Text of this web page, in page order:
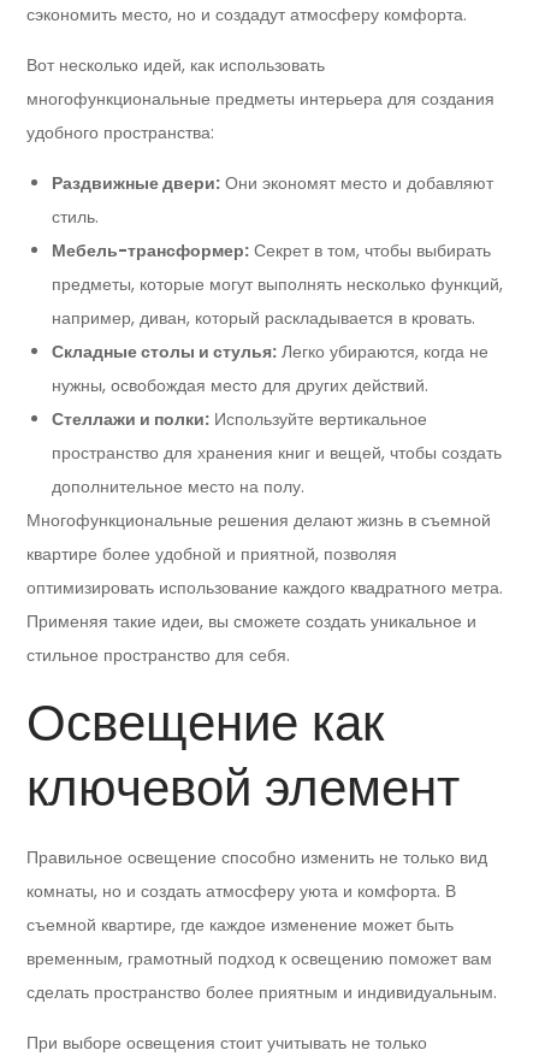
сэкономить место, но и создадут атмосферу комфорта.
Вот несколько идей, как использовать
многофункциональные предметы интерьера для создания
удобного пространства:
Раздвижные двери: Они экономят место и добавляют
стиль.
Мебель-трансформер: Секрет в том, чтобы выбирать
предметы, которые могут выполнять несколько функций,
например, диван, который раскладывается в кровать.
Складные столы и стулья: Легко убираются, когда не
нужны, освобождая место для других действий.
Стеллажи и полки: Используйте вертикальное
пространство для хранения книг и вещей, чтобы создать
дополнительное место на полу.
Многофункциональные решения делают жизнь в съемной
квартире более удобной и приятной, позволяя
оптимизировать использование каждого квадратного метра.
Применяя такие идеи, вы сможете создать уникальное и
стильное пространство для себя.
Освещение как
ключевой элемент
Правильное освещение способно изменить не только вид
комнаты, но и создать атмосферу уюта и комфорта. В
съемной квартире, где каждое изменение может быть
временным, грамотный подход к освещению поможет вам
сделать пространство более приятным и индивидуальным.
При выборе освещения стоит учитывать не только